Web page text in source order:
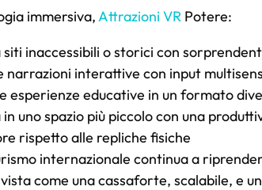
immersiva,Attrazioni VR Potere:
siti inaccessibili o storici con
narrazioni interattive con input
esperienze educative in un formato
uno spazio più piccolo con una
rispetto alle repliche fisiche
internazionale continua a
come una cassaforte, scalabile, e